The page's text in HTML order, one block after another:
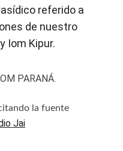
referido a
de nuestro
Iom Kipur.
PARANÁ.
la fuente
Jai